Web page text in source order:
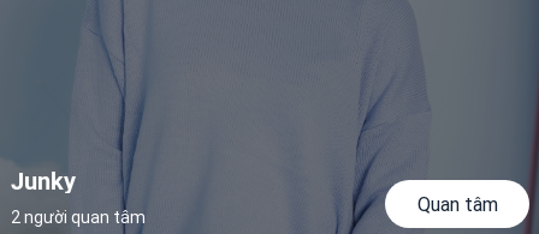
Junky
2 người quan tâm
Quan tâm